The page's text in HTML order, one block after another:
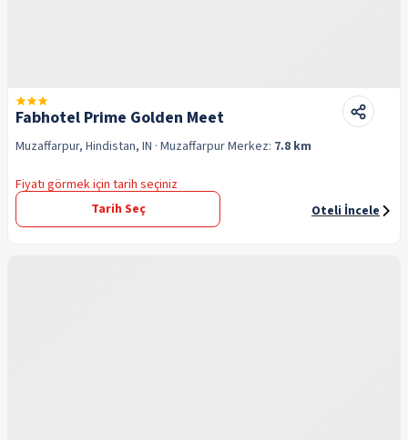
Fabhotel Prime Golden Meet
Muzaffarpur, Hindistan, IN · MuzaffarpurMerkez: 7.8 km
Fiyatı görmek için tarih seçiniz
Tarih Seç
Oteli İncele